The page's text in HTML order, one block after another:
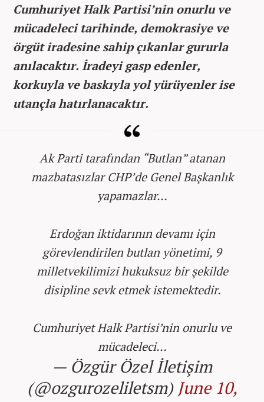
Cumhuriyet Halk Partisi’nin onurlu ve
mücadeleci tarihinde, demokrasiye ve
örgüt iradesine sahip çıkanlar gururla
anılacaktır. İradeyi gasp edenler,
korkuyla ve baskıyla yol yürüyenler ise
utançla hatırlanacaktır.
Ak Parti tarafından “Butlan” atanan
mazbatasızlar CHP’de Genel Başkanlık
yapamazlar…
Erdoğan iktidarının devamı için
görevlendirilen butlan yönetimi, 9
milletvekilimizi hukuksuz bir şekilde
disipline sevk etmek istemektedir.
Cumhuriyet Halk Partisi’nin onurlu ve
mücadeleci…
— Özgür Özel İletişim
(@ozgurozeliletsm) June 10,